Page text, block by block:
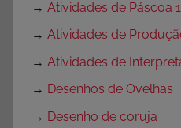
→ Atividades de Páscoa
→ Atividades de
→ Atividades de
→ Desenhos de Ovelhas
→ Desenho de coruja